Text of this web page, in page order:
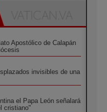
Apostólico de Calapán
invisibles de una
el Papa León señalará
cristiano"